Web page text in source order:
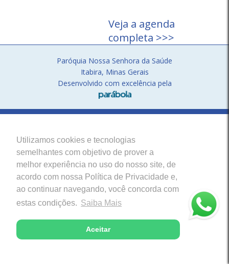
Utilizamos cookies e tecnologias
semelhantes com objetivo de prover a
melhor experiência no uso do nosso site, de
acordo com nossa Política de Privacidade e,
ao continuar navegando, você concorda com
estas condições. Saiba Mais
Aceitar
Veja a agenda
completa >>>
Paróquia Nossa Senhora da Saúde
Itabira, Minas Gerais
Desenvolvido com excelência pela